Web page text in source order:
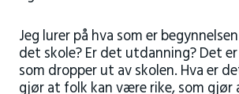
Jeg lurer på hva som er
det skole? Er det utdanning? Det
som dropper ut av skolen. Hva er
gjør at folk kan være rike, som gjør